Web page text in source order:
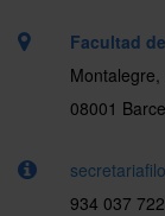
Facultad
Montalegre,
08001
934 037 722